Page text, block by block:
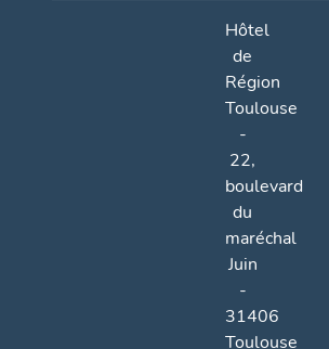
Hôtel
de
Région
Toulouse
-
22,
boulevard
du
maréchal
Juin
-
31406
Toulouse